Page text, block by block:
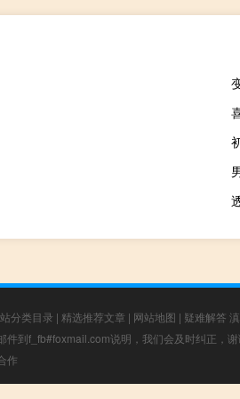
分类目录 | 精选推荐文章 | 网站地图 | 疑难解答
到f_fb#foxmail.com说明，我们会及时纠正，谢
作